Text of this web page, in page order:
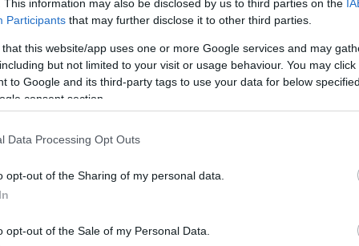
This information may also be disclosed by us to third parties on the
Participants that may further disclose it to other third parties.
that this website/app uses one or more Google services and may
but not limited to your visit or usage behaviour. You may
to Google and its third-party tags to use your data for below
consent section.
Data Processing Opt Outs
opt-out of the Sharing of my personal data.
opt-out of the Sale of my Personal Data.
(SARS) hasonló vírusból fejlődhetett ki
rendszerrel rendelkező laboratóriumban – írja
Wellcome Trust egészségügyi kutatással
Anthony Fauci virológusnak és Francis